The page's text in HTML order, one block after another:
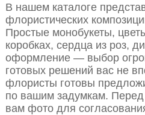
В нашем каталоге
флористических
Простые монобукеты,
коробках, сердца из роз,
оформление — выбор
готовых решений вас не
флористы готовы
по вашим задумкам.
вам фото для